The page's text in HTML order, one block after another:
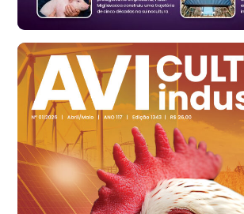
Ovo Branco - Regional
R$ 139,62
cx
Ovo Branco - Regional
Recife (PE)
R$ 144,92
cx
Ovo Vermelho - Regional
Recife (PE)